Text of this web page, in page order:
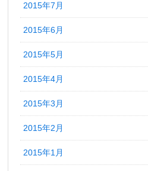
2015年7月
2015年6月
2015年5月
2015年4月
2015年3月
2015年2月
2015年1月